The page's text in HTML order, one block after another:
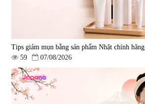
Tips giảm mụn bằng sản phẩm Nhật chính hãng
59
07/08/2026